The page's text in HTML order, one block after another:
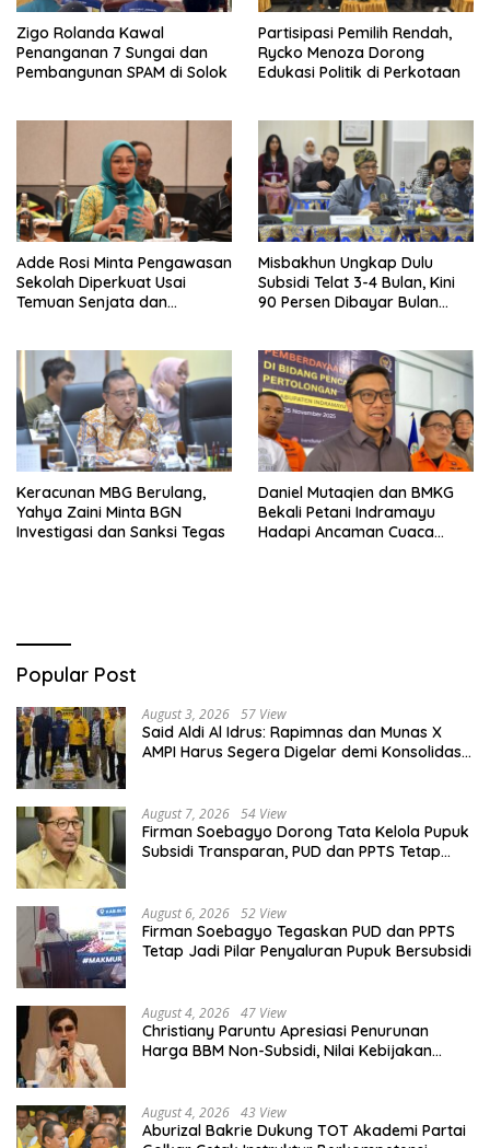
Zigo Rolanda Kawal
Penanganan 7 Sungai dan
Pembangunan SPAM di Solok
Partisipasi Pemilih Rendah,
Rycko Menoza Dorong
Edukasi Politik di Perkotaan
Adde Rosi Minta Pengawasan
Sekolah Diperkuat Usai
Temuan Senjata dan
Misbakhun Ungkap Dulu
Subsidi Telat 3-4 Bulan, Kini
90 Persen Dibayar Bulan
Keracunan MBG Berulang,
Yahya Zaini Minta BGN
Investigasi dan Sanksi Tegas
Daniel Mutaqien dan BMKG
Bekali Petani Indramayu
Hadapi Ancaman Cuaca
Popular Post
August 3, 2026 57 View
Said Aldi Al Idrus: Rapimnas dan Munas X
AMPI Harus Segera Digelar demi Konsolidasi
August 7, 2026 54 View
Firman Soebagyo Dorong Tata Kelola Pupuk
Subsidi Transparan, PUD dan PPTS Tetap
August 6, 2026 52 View
Firman Soebagyo Tegaskan PUD dan PPTS
Tetap Jadi Pilar Penyaluran Pupuk Bersubsidi
August 4, 2026 47 View
Christiany Paruntu Apresiasi Penurunan
Harga BBM Non-Subsidi, Nilai Kebijakan
August 4, 2026 43 View
Aburizal Bakrie Dukung TOT Akademi Partai